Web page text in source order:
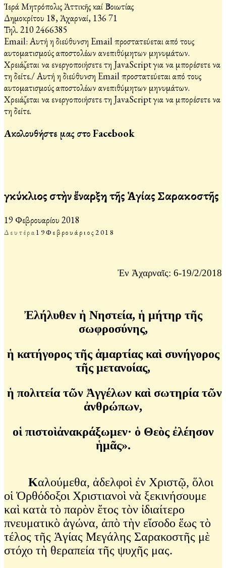
Ἱερά Μητρόπολις Ἀττικῆς καί Βοιωτίας
Δημοκρίτου 18, Ἀχαρναί, 136 71
Τηλ. 210 2466385
Email: Αυτή η διεύθυνση Email προστατεύεται από τους
αυτοματισμούς αποστολέων ανεπιθύμητων μηνυμάτων.
Χρειάζεται να ενεργοποιήσετε τη JavaScript για να μπορέσετε να
τη δείτε./Αυτή η διεύθυνση Email προστατεύεται από τους
αυτοματισμούς αποστολέων ανεπιθύμητων μηνυμάτων.
Χρειάζεται να ενεργοποιήσετε τη JavaScript για να μπορέσετε να
τη δείτε.
Ακολουθήστε μας στο Facebook
Ἐγκύκλιος στὴν ἔναρξη τῆς Ἁγίας Σαρακοστῆς
19 Φεβρουαρίου 2018
Δευτέρα 19Φεβρουάριος2018
Ἐν Ἀχαρναῖς: 6-19/2/2018
Ἐλήλυθεν ἡ Νηστεία, ἡ μήτηρ τῆς
σωφροσύνης,
ἡ κατήγορος τῆς ἁμαρτίας καὶ συνήγορος
τῆς μετανοίας,
ἡ πολιτεία τῶν Ἀγγέλων καὶ σωτηρία τῶν
ἀνθρώπων,
οἱ πιστοὶἀνακράξωμεν· ὁ Θεὸς ἐλέησον
ἡμᾶς».
Καλούμεθα, ἀδελφοὶ ἐν Χριστῷ, ὅλοι
οἱ Ὀρθόδοξοι Χριστιανοὶ νὰ ξεκινήσουμε
καὶ κατὰ τὸ παρὸν ἔτος τὸν ἰδιαίτερο
πνευματικὸ ἀγώνα, ἀπὸ τὴν εἴσοδο ἕως τὸ
τέλος τῆς Ἁγίας Μεγάλης Σαρακοστῆς μὲ
στόχο τὴ θεραπεία τῆς ψυχῆς μας.